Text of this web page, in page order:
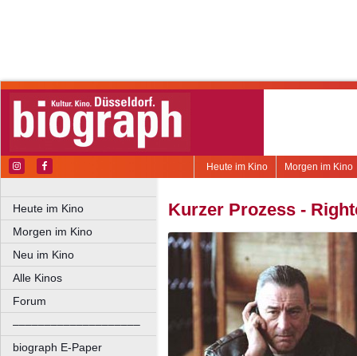
Morgen im Kino
Heute im Kino
Heute im Kino
Morgen im Kino
Neu im Kino
Alle Kinos
Forum
––––––––––––––––––––
biograph E-Paper
Kurzer Prozess -